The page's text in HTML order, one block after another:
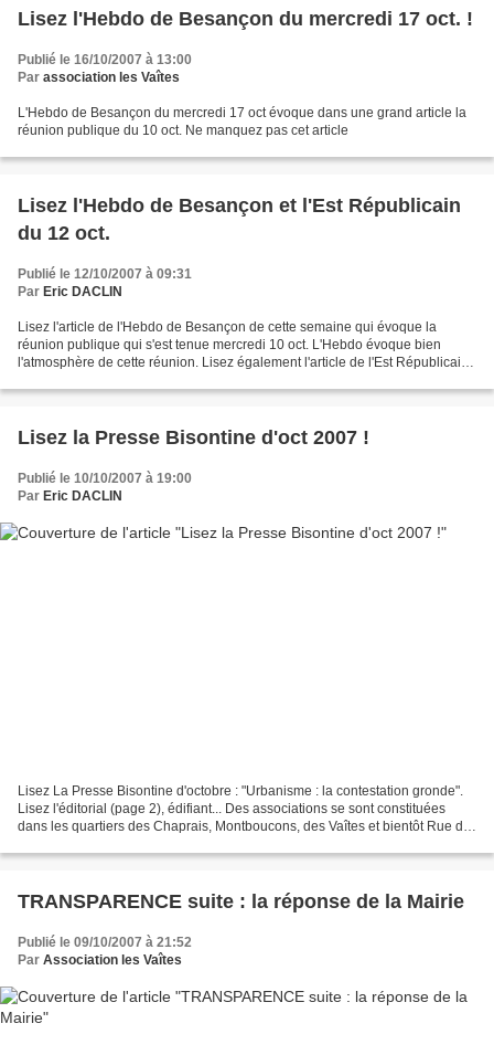
Lisez l'Hebdo de Besançon du mercredi 17 oct. !
Publié le 16/10/2007 à 13:00
Par association les Vaîtes
L'Hebdo de Besançon du mercredi 17 oct évoque dans une grand article la
réunion publique du 10 oct. Ne manquez pas cet article
Lisez l'Hebdo de Besançon et l'Est Républicain
du 12 oct.
Publié le 12/10/2007 à 09:31
Par Eric DACLIN
Lisez l'article de l'Hebdo de Besançon de cette semaine qui évoque la
réunion publique qui s'est tenue mercredi 10 oct. L'Hebdo évoque bien
l'atmosphère de cette réunion. Lisez également l'article de l'Est Républicain
Lisez la Presse Bisontine d'oct 2007 !
Publié le 10/10/2007 à 19:00
Par Eric DACLIN
Lisez La Presse Bisontine d'octobre : "Urbanisme : la contestation gronde".
Lisez l'éditorial (page 2), édifiant... Des associations se sont constituées
dans les quartiers des Chaprais, Montboucons, des Vaîtes et bientôt Rue du
TRANSPARENCE suite : la réponse de la Mairie
Publié le 09/10/2007 à 21:52
Par Association les Vaîtes